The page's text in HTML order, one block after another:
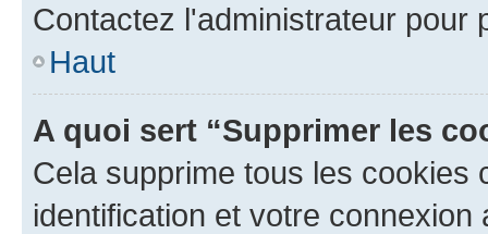
Contactez l'administrateur pour
Haut
A quoi sert “Supprimer les
Cela supprime tous les cookies
identification et votre